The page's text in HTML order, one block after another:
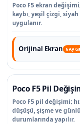
Poco F5 ekran
kaybı, yeşil çizgi,
uygulanır.
Orijinal Ekran 6 Ay
Poco F5 Pil
Poco F5 pil değişimi;
düşüşü, şişme ve
durumlarında yapılır.